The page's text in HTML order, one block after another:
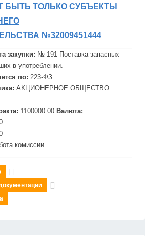
БЫТЬ ТОЛЬКО СУБЪЕКТЫ
№32009451444
закупки: № 191 Поставка запасных
в употреблении.
по: 223-ФЗ
АКЦИОНЕРНОЕ ОБЩЕСТВО
1100000.00 Валюта:
комиссии